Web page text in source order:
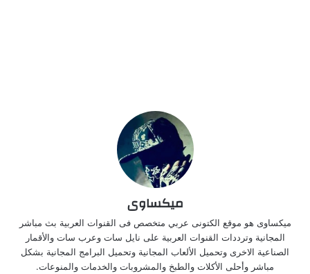
ميكساوى
ميكساوى هو موقع الكتونى عربي متخصص فى القنوات العربية بث مباشر
المجانية وترددات القنوات العربية على نايل سات وعرب سات والأقمار
الصناعية الاخرى وتحميل الألعاب المجانية وتحميل البرامج المجانية بشكل
مباشر وأحلى الأكلات والطبخ والمشروبات والخدمات والمنوعات.